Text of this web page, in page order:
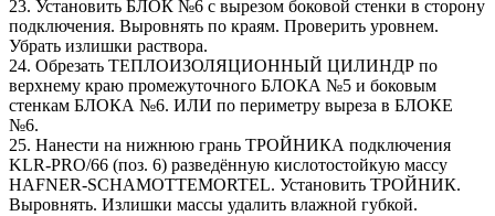
23. Установить БЛОК №6 с вырезом боковой стенки в сторону
подключения. Выровнять по краям. Проверить уровнем.
Убрать излишки раствора.
24. Обрезать ТЕПЛОИЗОЛЯЦИОННЫЙ ЦИЛИНДР по
верхнему краю промежуточного БЛОКА №5 и боковым
стенкам БЛОКА №6. ИЛИ по периметру выреза в БЛОКЕ
№6.
25. Нанести на нижнюю грань ТРОЙНИКА подключения
KLR-PRO/66 (поз. 6) разведённую кислотостойкую массу
HAFNER-SCHAMOTTEMORTEL. Установить ТРОЙНИК.
Выровнять. Излишки массы удалить влажной губкой.